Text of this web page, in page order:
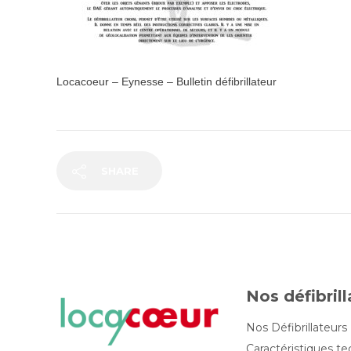
Locacoeur – Eynesse – Bulletin défibrillateur
Nos
Nos Défibrillateurs